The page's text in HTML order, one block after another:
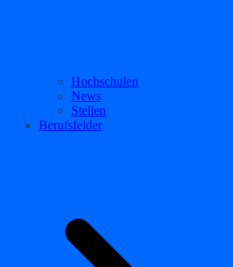
Hochschulen
News
Stellen
Berufsfelder